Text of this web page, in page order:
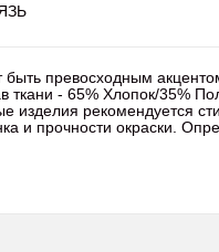
превосходным
ткани - 65% Хлопок/35%
изделия рекомендуется
и прочности окраски.